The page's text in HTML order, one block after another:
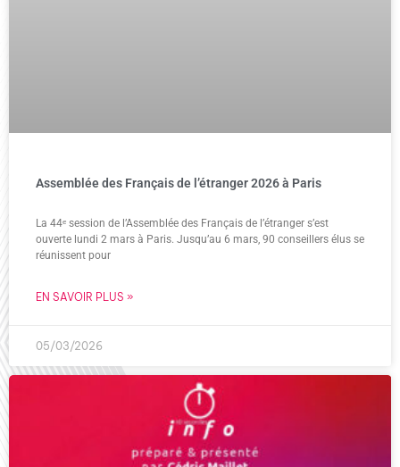
Assemblée des Français de l’étranger 2026 à Paris
La 44ᵉ session de l’Assemblée des Français de l’étranger s’est
ouverte lundi 2 mars à Paris. Jusqu’au 6 mars, 90 conseillers élus se
réunissent pour
EN SAVOIR PLUS »
05/03/2026